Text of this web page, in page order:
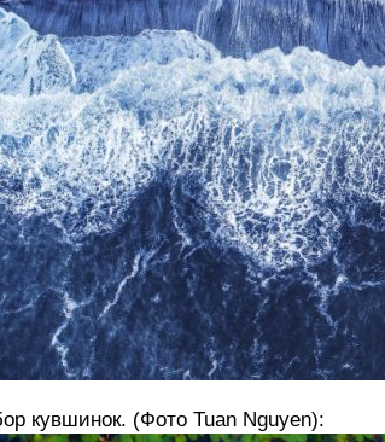
кувшинок. (Фото Tuan Nguyen):